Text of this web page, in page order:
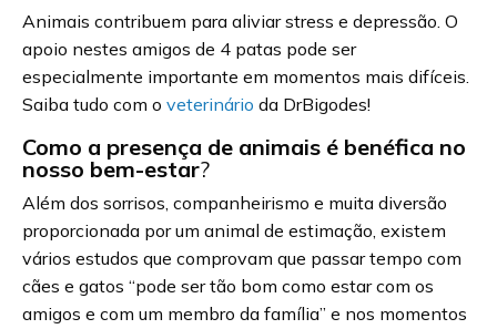
Animais contribuem para aliviar stress e depressão. O
apoio nestes amigos de 4 patas pode ser
especialmente importante em momentos mais difíceis.
Saiba tudo com o veterinário da DrBigodes!
Como a presença de animais é benéfica no
nosso bem-estar?
Além dos sorrisos, companheirismo e muita diversão
proporcionada por um animal de estimação, existem
vários estudos que comprovam que passar tempo com
cães e gatos “pode ser tão bom como estar com os
amigos e com um membro da família” e nos momentos